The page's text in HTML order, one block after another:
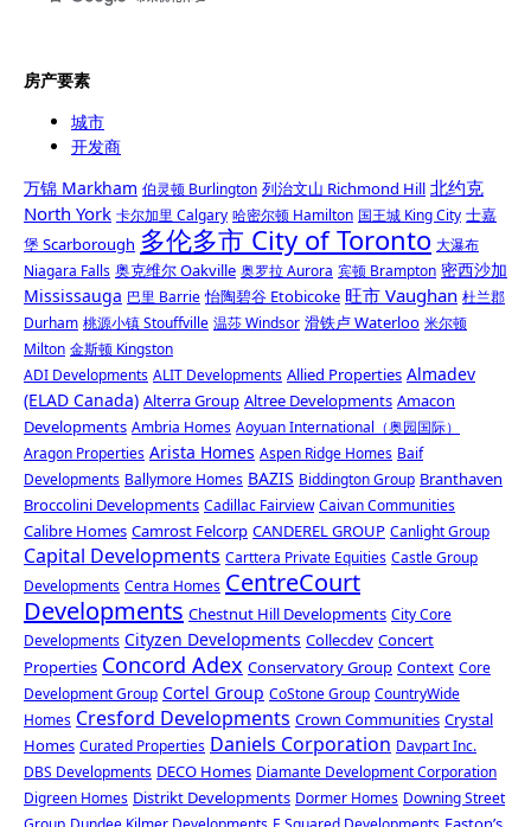
房产要素
城市
开发商
万锦 Markham 伯灵顿 Burlington 列治文山 Richmond Hill 北约克
North York 卡尔加里 Calgary 哈密尔顿 Hamilton 国王城 King City 士嘉
堡 Scarborough 多伦多市 City of Toronto 大瀑布
Niagara Falls 奥克维尔 Oakville 奥罗拉 Aurora 宾顿 Brampton 密西沙加
Mississauga 巴里 Barrie 怡陶碧谷 Etobicoke 旺市 Vaughan 杜兰郡
Durham 桃源小镇 Stouffville 温莎 Windsor 滑铁卢 Waterloo 米尔顿
Milton 金斯顿 Kingston
ADI Developments ALIT Developments Allied Properties Almadev
(ELAD Canada) Alterra Group Altree Developments Amacon
Developments Ambria Homes Aoyuan International（奥园国际）
Aragon Properties Arista Homes Aspen Ridge Homes Baif
Developments Ballymore Homes BAZIS Biddington Group Branthaven
Broccolini Developments Cadillac Fairview Caivan Communities
Calibre Homes Camrost Felcorp CANDEREL GROUP Canlight Group
Capital Developments Carttera Private Equities Castle Group
Developments Centra Homes CentreCourt
Developments Chestnut Hill Developments City Core
Developments Cityzen Developments Collecdev Concert
Properties Concord Adex Conservatory Group Context Core
Development Group Cortel Group CoStone Group CountryWide
Homes Cresford Developments Crown Communities Crystal
Homes Curated Properties Daniels Corporation Davpart Inc.
DBS Developments DECO Homes Diamante Development Corporation
Digreen Homes Distrikt Developments Dormer Homes Downing Street